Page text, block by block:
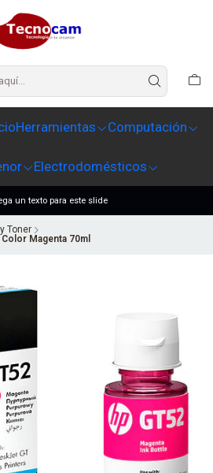
Herramientas Computación
Electrodomésticos
un texto para este slide
Toner
Magenta 70ml